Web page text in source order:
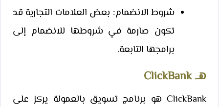
شروط الانضمام: بعض العلامات التجارية قد
تكون صارمة في شروطها للانضمام إلى
برامجها التابعة.
هـ. ClickBank
ClickBank هو برنامج تسويق بالعمولة يركز على